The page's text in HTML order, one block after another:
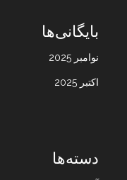
بایگانی‌ها
نوامبر 2025
اکتبر 2025
دسته‌ها